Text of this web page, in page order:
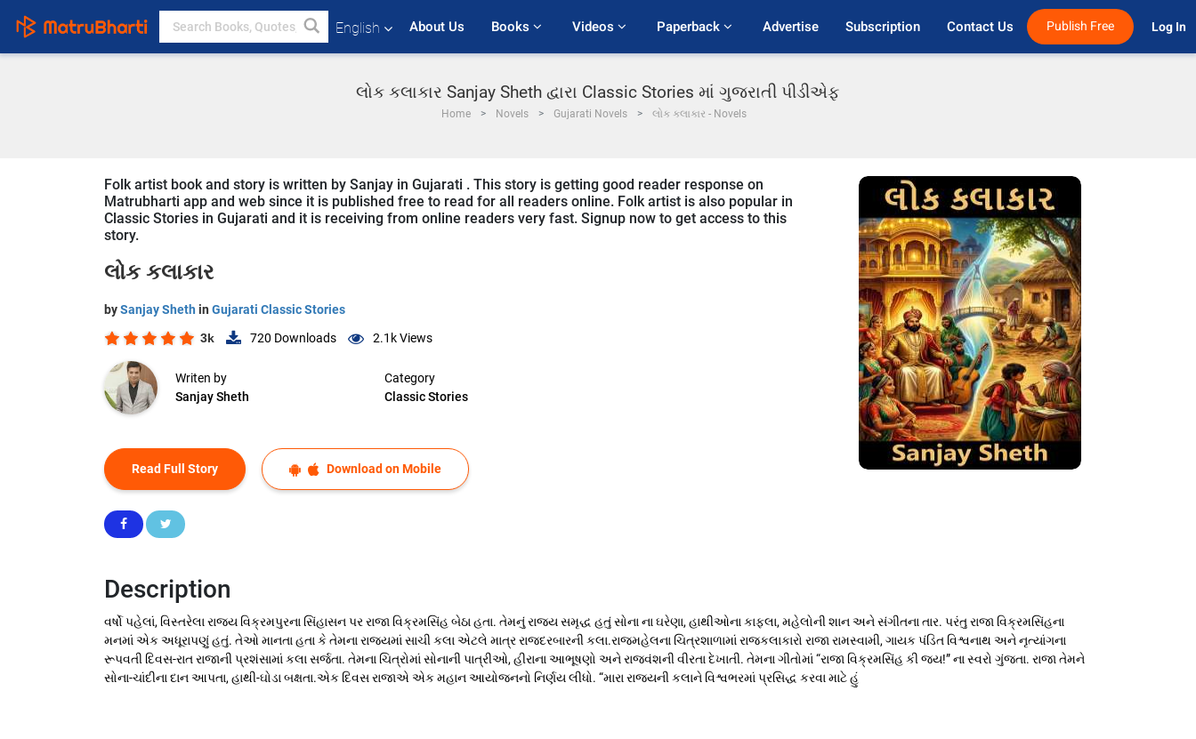
English About Us Books Videos Paperback Advertise Subscription Contact Us Publish Free Log In
લોક કલાકાર Sanjay Sheth દ્વારા Classic Stories માં ગુજરાતી પીડીએફ
Home Novels Gujarati Novels લોક કલાકાર - Novels
Folk artist book and story is written by Sanjay in Gujarati . This story is getting good reader response on
Matrubharti app and web since it is published free to read for all readers online. Folk artist is also popular in
Classic Stories in Gujarati and it is receiving from online readers very fast. Signup now to get access to this
story.
લોક કલાકાર
bySanjay Sheth in Gujarati Classic Stories
3k 720 Downloads 2.1kViews
Writen by
Sanjay Sheth
Category
Classic Stories
Read Full Story Download on Mobile
Description
વર્ષો પહેલાં, વિસ્તરેલા રાજ્ય વિક્રમપુરના સિંહાસન પર રાજા વિક્રમસિંહ બેઠા હતા. તેમનું રાજ્ય સમૃદ્ધ હતું સોના ના ઘરેણા, હાથીઓના કાફલા, મહેલોની શાન અને સંગીતના તાર. પરંતુ રાજા વિક્રમસિંહના
મનમાં એક અધૂરાપણું હતું. તેઓ માનતા હતા કે તેમના રાજ્યમાં સાચી કલા એટલે માત્ર રાજદરબારની કલા.રાજમહેલના ચિત્રશાળામાં રાજકલાકારો રાજા રામસ્વામી, ગાયક પંડિત વિશ્વનાથ અને નૃત્યાંગના
રૂપવતી દિવસ-રાત રાજાની પ્રશંસામાં કલા સર્જતા. તેમના ચિત્રોમાં સોનાની પાત્રીઓ, હીરાના આભૂષણો અને રાજવંશની વીરતા દેખાતી. તેમના ગીતોમાં “રાજા વિક્રમસિંહ કી જય!” ના સ્વરો ગુંજતા. રાજા તેમને
સોના-ચાંદીના દાન આપતા, હાથી-ઘોડા બક્ષતા.એક દિવસ રાજાએ એક મહાન આયોજનનો નિર્ણય લીધો. “મારા રાજ્યની કલાને વિશ્વભરમાં પ્રસિદ્ધ કરવા માટે હું